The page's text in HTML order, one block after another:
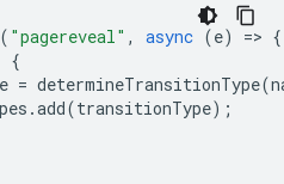
( "pagereveal" , async (e) => {
{
= determineTransitionType(
.add(transitionType);